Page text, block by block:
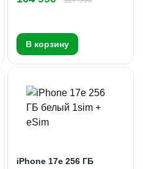
В корзину
iPhone 17e 256 ГБ